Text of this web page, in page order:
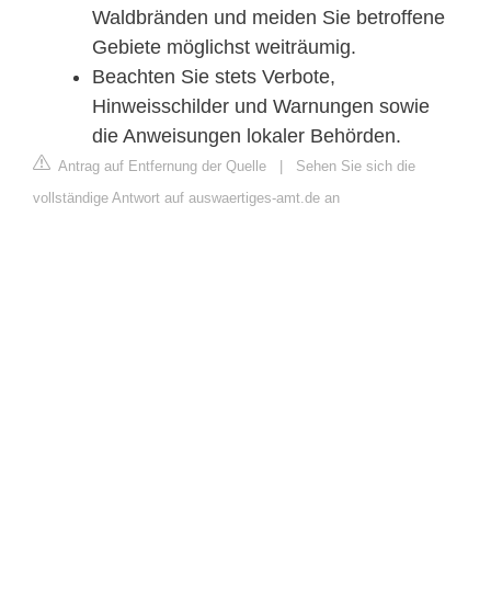
Waldbränden und meiden Sie betroffene
Gebiete möglichst weiträumig.
Beachten Sie stets Verbote,
Hinweisschilder und Warnungen sowie
die Anweisungen lokaler Behörden.
Antrag auf Entfernung der Quelle | Sehen Sie sich die
vollständige Antwort auf auswaertiges-amt.de an